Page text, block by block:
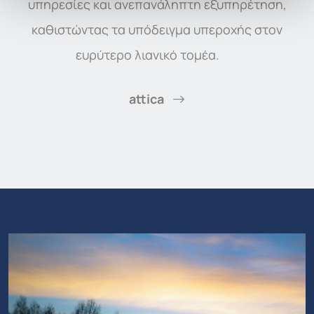
υπηρεσίες και ανεπανάληπτη εξυπηρέτηση,
καθιστώντας τα υπόδειγμα υπεροχής στον
ευρύτερο λιανικό τομέα.
attica